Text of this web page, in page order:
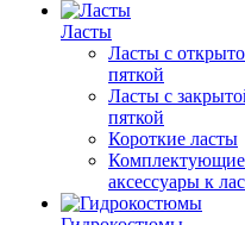
Ласты
Ласты с
пяткой
Ласты с
пяткой
Короткие ласты
аксессуары к